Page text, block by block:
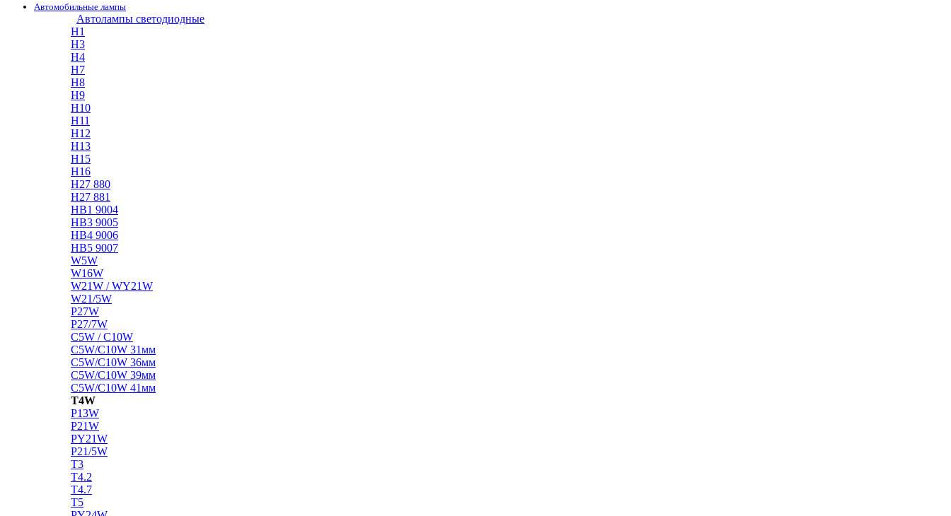
Автомобильные лампы
Автолампы светодиодные
H1
H3
H4
H7
H8
H9
H10
H11
H12
H13
H15
H16
H27 880
H27 881
HB1 9004
HB3 9005
HB4 9006
HB5 9007
W5W
W16W
W21W / WY21W
W21/5W
P27W
P27/7W
C5W / C10W
C5W/C10W 31мм
C5W/C10W 36мм
C5W/C10W 39мм
C5W/C10W 41мм
T4W
P13W
P21W
PY21W
P21/5W
T3
T4.2
T4.7
T5